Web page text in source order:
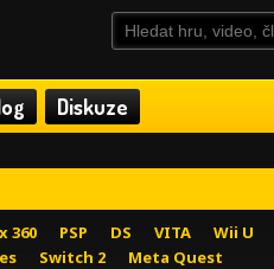
Diskuze
360 PSP DS VITA Wii U
Switch 2 Meta Quest